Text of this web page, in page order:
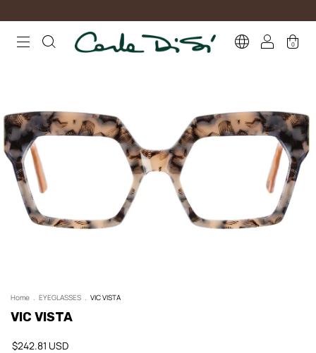
0
Home EYEGLASSES VIC VISTA
VIC VISTA
$242.81 USD